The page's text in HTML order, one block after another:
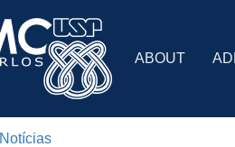
ABOUT
Notícias